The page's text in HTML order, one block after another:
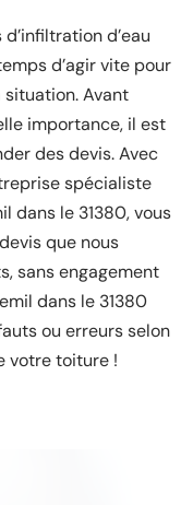
d’eau
d’agir vite pour
situation. Avant
importance, il est
des devis. Avec
spécialiste
dans le 31380, vous
que nous
sans engagement
dans le 31380
ou erreurs selon
votre toiture !